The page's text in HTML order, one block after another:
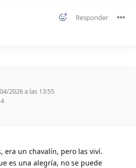
Responder
2026 a las 13:55
era un chavalín, pero las viví.
es una alegría, no se puede